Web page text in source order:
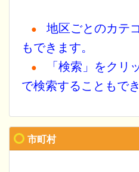
● 地区ごとのカテ
もできます。
●
「検索」をクリ
で検索することもでき
市町村